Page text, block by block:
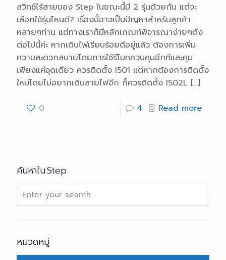
สวิทช์ไร้สายของ Step ในขณะนี้มี 2 รุ่นด้วยกัน แต่จะ
เลือกใช้รุ่นไหนดี? เรื่องนี้อาจเป็นปัญหาสำหรับลูกค้า
หลายๆท่าน แต่ทางเราก็มีหลักเกณฑ์พิจารณาง่ายๆดัง
ต่อไปนี้ค่ะ หากเดินไฟเรียบร้อยดีอยู่แล้ว ต้องการเพิ่ม
ความสะดวกสบายโดยการใช้รีโมทควบคุมอีกทีและคุม
เพียงแค่จุดเดียว ควรติดตั้ง I501 แต่หากต้องการติดตั้ง
ใหม่โดยไม่อยากเดินสายไฟอีก ก็ควรติดตั้ง I502L […]
0 4 Read more
ค้นหาใน·Step
หมวดหมู่